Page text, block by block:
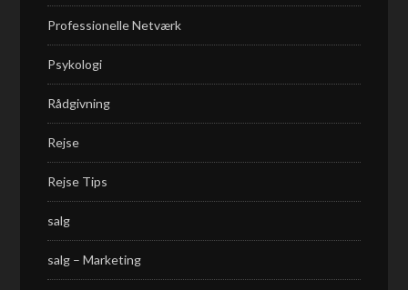
Professionelle Netværk
Psykologi
Rådgivning
Rejse
Rejse Tips
salg
salg – Marketing